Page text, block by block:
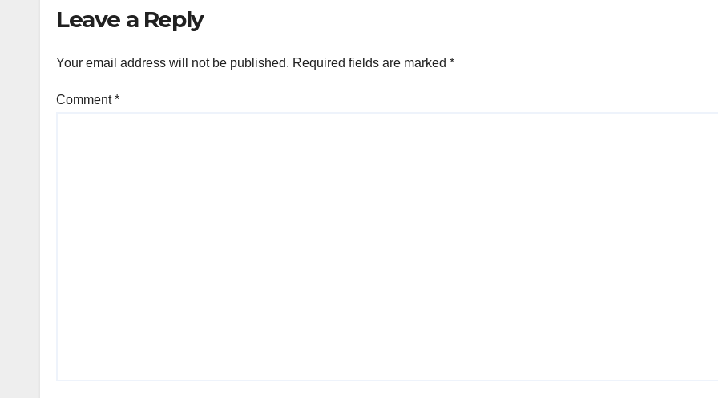
Leave a Reply
Your email address will not be published. Required fields are marked *
Comment*